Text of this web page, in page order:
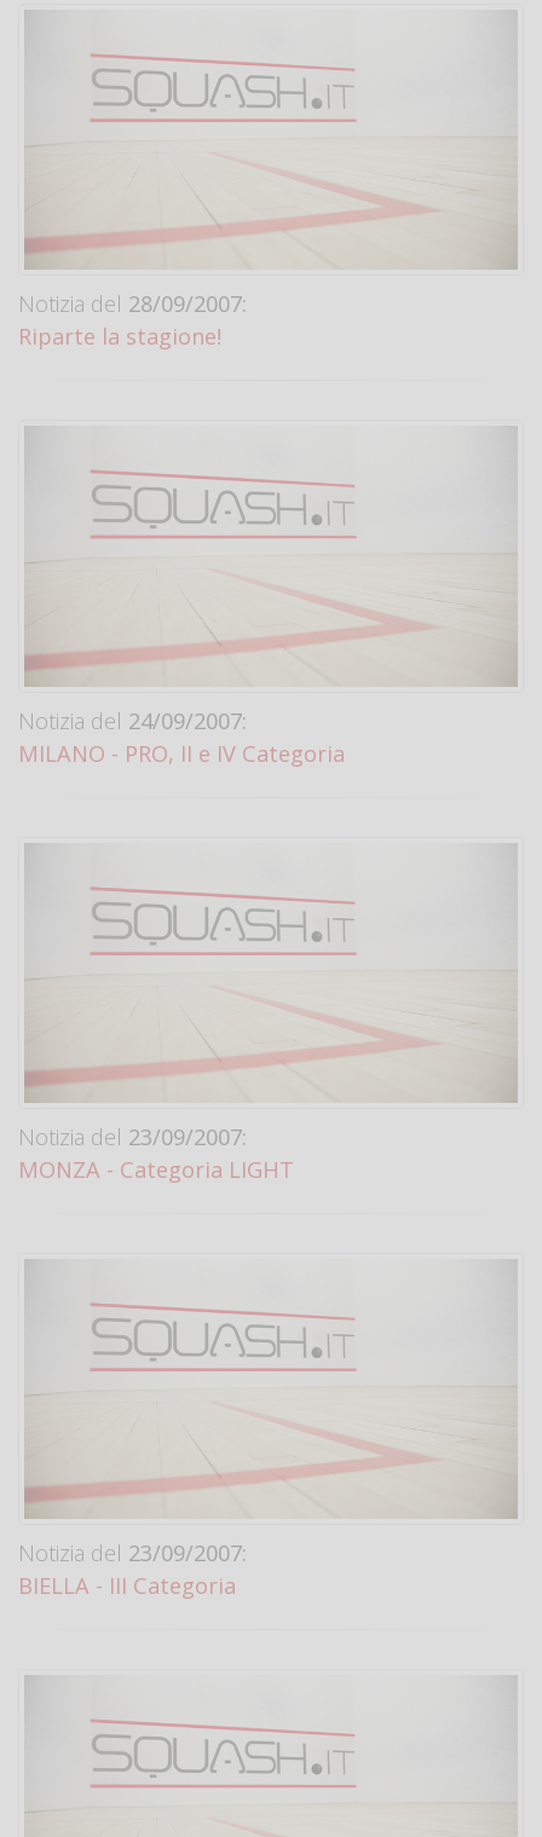
Notizia del 28/09/2007:
Riparte la stagione!
Notizia del 24/09/2007:
MILANO - PRO, II e IV Categoria
Notizia del 23/09/2007:
MONZA - Categoria LIGHT
Notizia del 23/09/2007:
BIELLA - III Categoria